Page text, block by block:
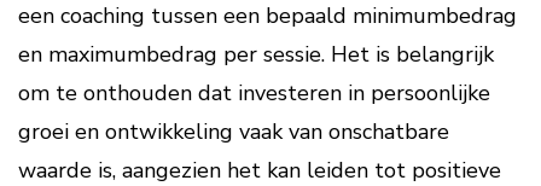
een coaching tussen een bepaald minimumbedrag
en maximumbedrag per sessie. Het is belangrijk
om te onthouden dat investeren in persoonlijke
groei en ontwikkeling vaak van onschatbare
waarde is, aangezien het kan leiden tot positieve